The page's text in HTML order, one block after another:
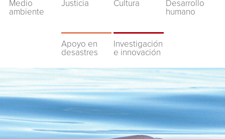
Medio
ambiente
Justicia Cultura
Desarrollo
humano
Apoyo en
desastres
Investigación
e innovación